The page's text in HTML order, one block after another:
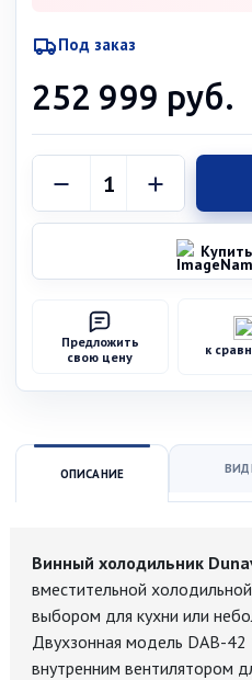
Под заказ
252 999 руб.
Предложить
свою цену
к
ОПИСАНИЕ
Винный холодильник
вместительной
выбором для кухни или
Двухзонная модель DAB-
внутренним вентилятором